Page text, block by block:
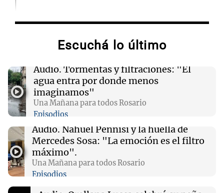
Airbnb acelera el lanzamiento de funciones
búsqueda
01:49
El Pentágono solicita a la industria de defensa
un aumento en la producción de armas
01:31 Ciencia
Reducir alimentos dulces no disminuye
antojos ni mejora la salud, según estudio
01:29 Mundo
El lago Mead alcanza su nivel más bajo en 90
Escuchá lo último
Audio. Tormentas y filtraciones: "El
agua entra por donde menos
imaginamos"
Una Mañana para todos Rosario
Episodios
Audio. Nahuel Pennisi y la huella de
Mercedes Sosa: "La emoción es el filtro
máximo".
Una Mañana para todos Rosario
Episodios